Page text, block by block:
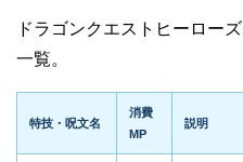
ドラゴンクエストヒーロー
一覧。
特技・呪文名
消費
MP
説明